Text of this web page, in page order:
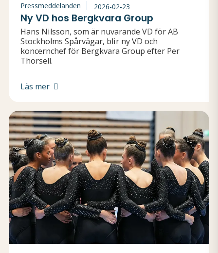
Pressmeddelanden 2026-02-23
Ny VD hos Bergkvara Group
Hans Nilsson, som är nuvarande VD för AB
Stockholms Spårvägar, blir ny VD och
koncernchef för Bergkvara Group efter Per
Thorsell.
Läs mer